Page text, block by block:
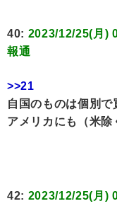
40: 2023/12/25(月)
報通
>>21
自国のものは個別
アメリカにも（米
42: 2023/12/25(月)